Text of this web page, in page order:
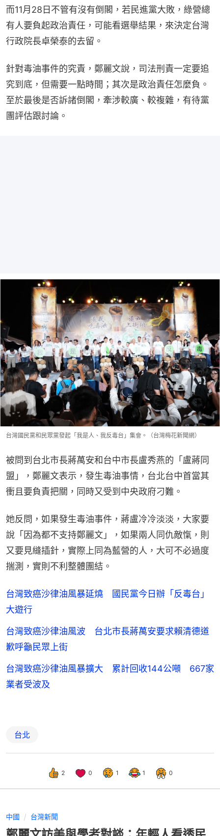
而11月28日不管有沒有倒閣，若民進黨大敗，綠營總
有人要負起政治責任，可能看選舉結果，來決定台灣
行政院長卓榮泰的去留。
針對毒油事件的究責，鄭麗文說，司法刑責一定要追
究到底，但需要一點時間；其次是政治責任怎麼負。
至於最後是否訴諸倒閣，牽涉較廣、較複雜，有待黨
團評估跟討論。
台灣國民黨和民眾黨發起「我是人、我反毒台」集會。（台灣梅花新聞網）
被問到台北市長蔣萬安和台中市長盧秀燕的「盧蔣同
盟」，鄭麗文表示，發生毒油事情，台北台中首當其
衝且要負責把關，同時又受到中央政府刁難。
她反問，如果發生毒油事件，蔣盧冷冷淡淡，大家要
說「因為都不支持鄭麗文」，如果兩人同仇敵愾，則
又要見縫插針，實際上同為藍營的人，大可不必過度
揣測，實則不利整體團結。
台灣致癌沙律油風暴延燒 國民黨今日辦「反毒台」
大遊行
台灣致癌沙律油風波 台北市長蔣萬安要求賴清德道
歉呼籲民眾上街
台灣致癌沙律油風暴擴大 累計回收144公噸 667家
業者受波及
台北
2 0 1 1 0
中國 台灣新聞